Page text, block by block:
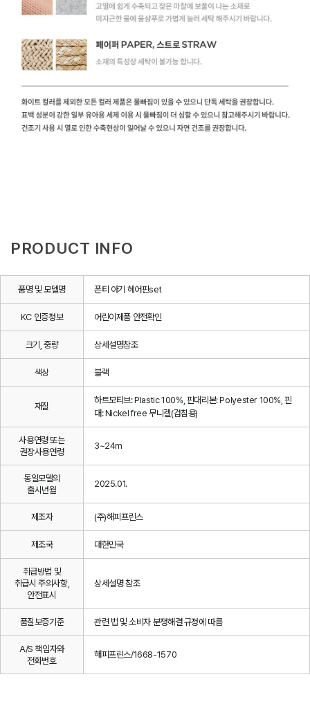
PRODUCT INFO
품명 및 모델명 폰티 아기 헤어핀set
KC 인증정보 어린이제품 안전확인
크기, 중량 상세설명참조
색상 블랙
재질
하트모티브: Plastic 100%, 핀대리본: Polyester 100%, 핀
대: Nickel free 무니켈(검침용)
사용연령 또는
권장사용연령
3~24m
동일모델의
출시년월
2025.01.
제조자 (주)해피프린스
제조국 대한민국
취급방법 및
취급시 주의사항,
안전표시
상세설명 참조
품질보증기준 관련 법 및 소비자 분쟁해결 규정에 따름
A/S 책임자와
전화번호
해피프린스/1668-1570